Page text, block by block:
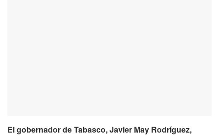
El gobernador de Tabasco, Javier May Rodríguez,